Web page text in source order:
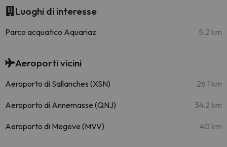
Luoghi di interesse
Parco acquatico Aquariaz 5.2 km
Aeroporti vicini
Aeroporto di Sallanches (XSN) 26.1 km
Aeroporto di Annemasse (QNJ) 34.2 km
Aeroporto di Megeve (MVV) 40 km